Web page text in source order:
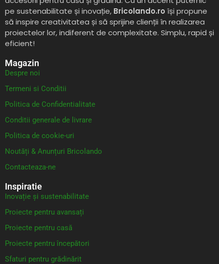
pe sustenabilitate și inovație, Bricolando.ro își propune
să inspire creativitatea și să sprijine clienții în realizarea
proiectelor lor, indiferent de complexitate. Simplu, rapid și
eficient!
Magazin
Despre noi
Termeni si Conditii
Politica de Confidentialitate
Conditii generale de livrare
Politica de cookie-uri
Noutăți & Anunțuri Bricolando
Contacteaza-ne
Inspiratie
Inovație și sustenabilitate
Proiecte pentru avansați
Proiecte pentru casă
Proiecte pentru începători
Sfaturi pentru grădinărit